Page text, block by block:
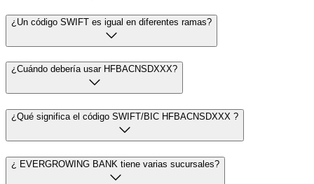
¿Un código SWIFT es igual en diferentes ramas?
¿Cuándo debería usar HFBACNSDXXX?
¿Qué significa el código SWIFT/BIC HFBACNSDXXX ?
¿ EVERGROWING BANK tiene varias sucursales?